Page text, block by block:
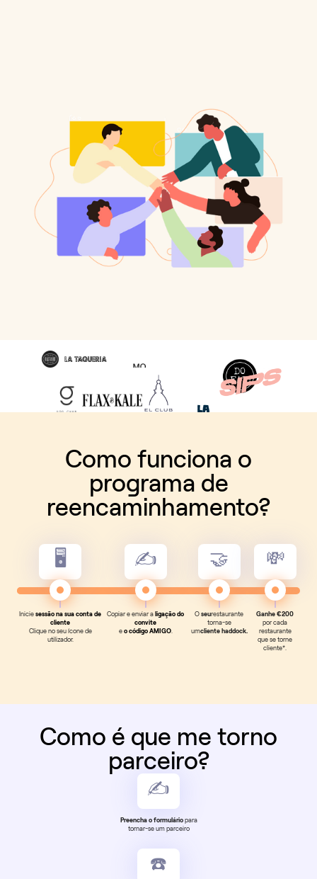
Como funciona o
programa de
reencaminhamento?
Iniciesessão na sua conta de
cliente
Clique no seu ícone de
utilizador.
🖥️
Copiar e enviar a ligação do
convite
e o código AMIGO.
✍️
‍Oseurestaurante
torna-se
‍umcliente haddock.
🤝 💸
Ganhe €200
por cada
restaurante
que se torne
cliente*.
Como é que me torno
parceiro?
✍️
Preencha o formuláriopara
tornar-se um parceiro
☎️